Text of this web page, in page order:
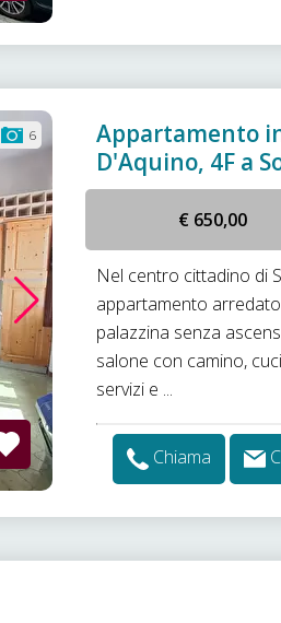
6
Appartamento
D'Aquino, 4F a
€ 650,00
Nel centro cittadino di
appartamento
palazzina senza
salone con camino,
servizi e ...
Chiama